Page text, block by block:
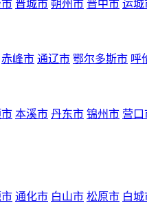
晋城市 朔州市 晋中市 运城
赤峰市 通辽市 鄂尔多斯市 呼
本溪市 丹东市 锦州市 营口
通化市 白山市 松原市 白城